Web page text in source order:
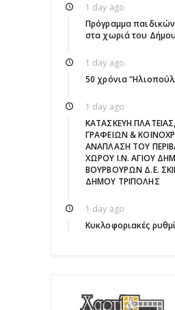
1 day ago
Πρόγραμμα
στα χωριά του
1 day ago
50 χρόνια
1 day ago
ΚΑΤΑΣΚΕΥΗ
ΓΡΑΦΕΙΩΝ &
ΑΝΑΠΛΑΣΗ ΤΟΥ
ΧΩΡΟΥ Ι.Ν. ΑΓΙΟΥ
ΒΟΥΡΒΟΥΡΩΝ Δ.Ε.
ΔΗΜΟΥ ΤΡΙΠΟΛΗΣ
1 day ago
Κυκλοφοριακές